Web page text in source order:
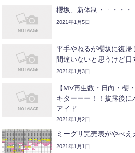
櫻坂、新体制・・・・・
2021年1月5日
平手やねるが櫻坂に復帰
間違いないと思うけど日
2021年1月3日
【MV再生数・日向・櫻
キターーー！！披露後
アイド
2021年1月2日
ミーグリ完売表がやべえ
2021年1月1日